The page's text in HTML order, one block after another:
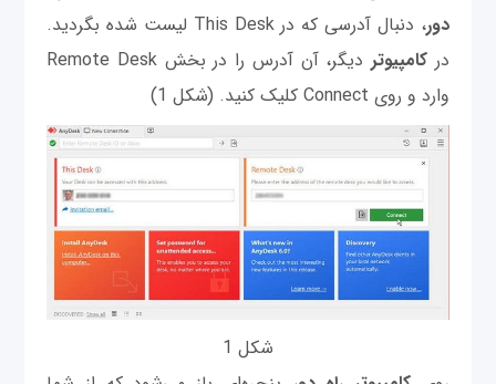
دور
، دنبال آدرسی که در This Desk لیست شده بگردید.
درکامپیوتر
دیگر، آن آدرس را در بخش Remote Desk
وارد و روی Connect کلیک کنید. (شکل 1)
شکل 1